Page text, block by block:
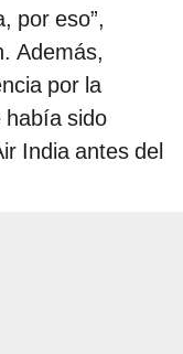
por eso”,
Además,
por la
había sido
India antes del